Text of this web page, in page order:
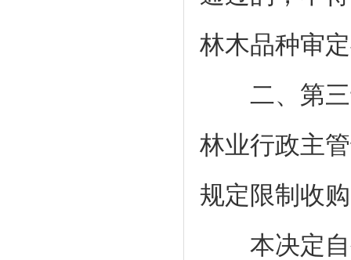
林木品种审
二、第三
林业行政主
规定限制收
本决定自